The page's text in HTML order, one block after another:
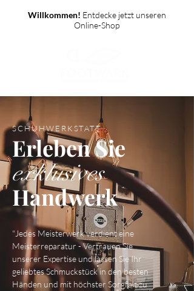
Willkommen! Entdecke jetzt unseren
Online-Shop
SCHUHWERKSTATT
Erleben Sie
exklusives
Handwerk
"Jedes Meisterwerk verdient eine
Meisterreparatur - Vertrauen Sie
unserer Expertise und lassen Sie Ihr
geliebtes Schmuckstück in den besten
Händen und mit höchster Sorgfalt zu